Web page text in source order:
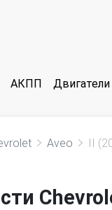
АКПП Двигатели
Aveo II